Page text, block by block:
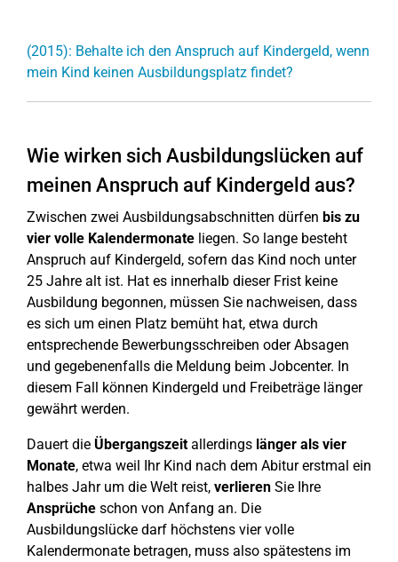
(2015): Behalte ich den Anspruch auf Kindergeld, wenn
mein Kind keinen Ausbildungsplatz findet?
Wie wirken sich Ausbildungslücken auf
meinen Anspruch auf Kindergeld aus?
Zwischen zwei Ausbildungsabschnitten dürfen bis zu
vier volle Kalendermonate liegen. So lange besteht
Anspruch auf Kindergeld, sofern das Kind noch unter
25 Jahre alt ist. Hat es innerhalb dieser Frist keine
Ausbildung begonnen, müssen Sie nachweisen, dass
es sich um einen Platz bemüht hat, etwa durch
entsprechende Bewerbungsschreiben oder Absagen
und gegebenenfalls die Meldung beim Jobcenter. In
diesem Fall können Kindergeld und Freibeträge länger
gewährt werden.
Dauert die Übergangszeitallerdings länger als vier
Monate, etwa weil Ihr Kind nach dem Abitur erstmal ein
halbes Jahr um die Welt reist, verlieren Sie Ihre
Ansprüche schon von Anfang an. Die
Ausbildungslücke darf höchstens vier volle
Kalendermonate betragen, muss also spätestens im